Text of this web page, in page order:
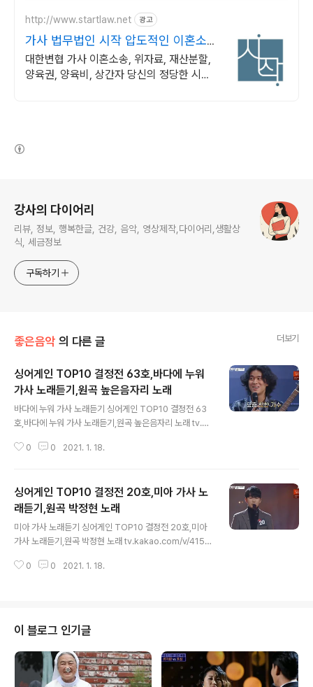
http://www.startlaw.net 광고
가사 법무법인 시작 압도적인 이혼소송
승소사례
대한변협 가사 이혼소송, 위자료, 재산분할,
양육권, 양육비, 상간자 당신의 정당한 시작
강사의 다이어리
리뷰, 정보, 행복한글, 건강, 음악, 영상제작,다이어리,생활상
식, 세금정보
구독하기
좋은음악 의 다른 글 더보기
싱어게인 TOP10 결정전 63호,바다에 누워
가사 노래듣기,원곡 높은음자리 노래
바다에 누워 가사 노래듣기 싱어게인 TOP10 결정전 63
호,바다에 누워 가사 노래듣기,원곡 높은음자리 노래 tv.ka
다에 누워 해 저문 노을을 바라다 본다 설 익은 햇살에 젖은
결처럼 흘러만 간다 저 바다에 누워 외로운 물새 될까 물살
의 깊은 속을 항구는 알까 저 바다에 누워 외로운 물새 될까
나 하나의 모습으로 태어나 바다에 누워 해 저문 노을을 바
라다 본다 설 익은 햇살에 젖은 파도는 눈물인듯 씻기워 간
다 일만의 눈부심이 가라앉고 밀물의 움직임 속에 뭇 별도
제각기 누워 잠잔다 마음은 물결처럼 흘러만 간다 저 바다
0 0 2021. 1. 18.
싱어게인 TOP10 결정전 20호,미아 가사 노
래듣기,원곡 박정현 노래
미아 가사 노래듣기 싱어게인 TOP10 결정전 20호,미아
가사 노래듣기,원곡 박정현 노래 tv.kakao.com/v/4159
숙한 거리 추억 투성이 미로 위의 내 산책 벗어나려 접어든
듯 돌아가야 하는 나 쉬운길은 없어서 돌고 돌아가는 길 그
추억 다 피해 이제 다 와가는 듯 나의 집 저멀리 보여서 발
걸음 재촉하려 하다 너무 많았던 추억뿐인 곳 날 항상 바래
다 주던 이 길뿐인데 우두커니 한참 바라보다가 어느새 길
한 가득 니 모습들 그 속을 지나려 내딛는 한걸음 천천히 두
0 0 2021. 1. 18.
이 블로그 인기글